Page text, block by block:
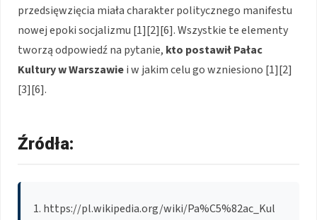
przedsięwzięcia miała charakter politycznego manifestu
nowej epoki socjalizmu [1][2][6]. Wszystkie te elementy
tworzą odpowiedź na pytanie, kto postawił Pałac
Kultury w Warszawiei w jakim celu go wzniesiono [1][2]
[3][6].
Źródła:
https://pl.wikipedia.org/wiki/Pa%C5%82ac_Kul